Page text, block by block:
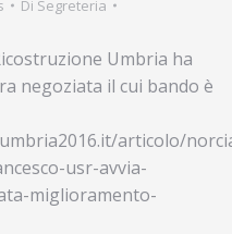
Di Segreteria
Umbria ha
negoziata il cui bando è
articolo/
usr-avvia-
miglioramento-